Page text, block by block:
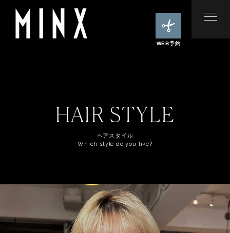
WEB予約
HAIR STYLE
ヘアスタイル
Which style do you like?